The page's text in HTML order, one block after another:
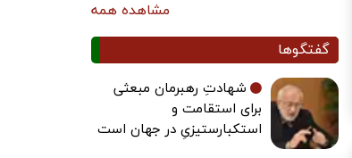
مشاهده همه
گفتگوها
شهادتِ رهبرمان مبعثی
برای استقامت و
استکبارستیزیِ در جهان است